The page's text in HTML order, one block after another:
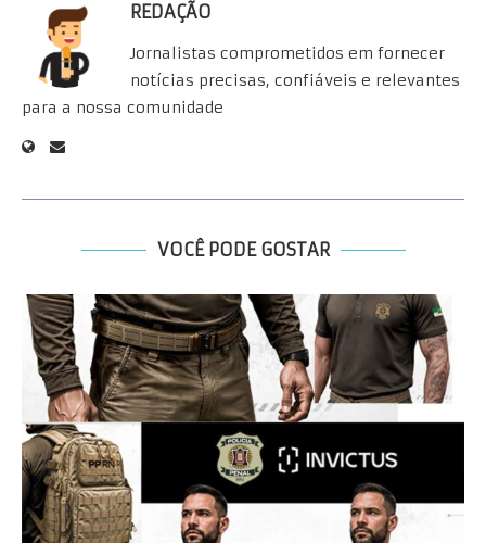
REDAÇÃO
Jornalistas comprometidos em fornecer
notícias precisas, confiáveis e relevantes
para a nossa comunidade
VOCÊ PODE GOSTAR